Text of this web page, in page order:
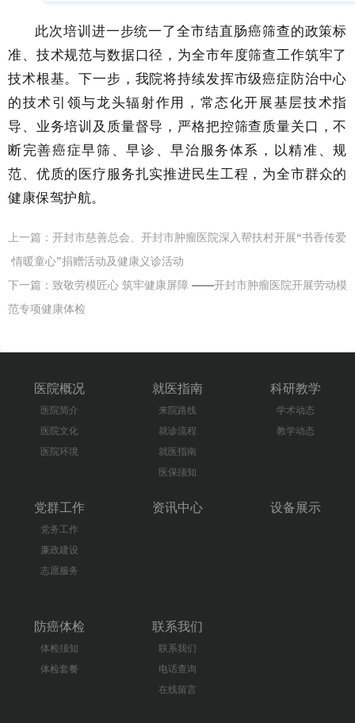
此次培训进一步统一了全市结直肠癌筛查的政策标
准、技术规范与数据口径，为全市年度筛查工作筑牢了
技术根基。下一步，我院将持续发挥市级癌症防治中心
的技术引领与龙头辐射作用，常态化开展基层技术指
导、业务培训及质量督导，严格把控筛查质量关口，不
断完善癌症早筛、早诊、早治服务体系，以精准、规
范、优质的医疗服务扎实推进民生工程，为全市群众的
健康保驾护航。
上一篇： 开封市慈善总会、开封市肿瘤医院深入帮扶村开展“书香传爱
·情暖童心”捐赠活动及健康义诊活动
下一篇： 致敬劳模匠心 筑牢健康屏障 ——开封市肿瘤医院开展劳动模
范专项健康体检
医院概况
医院简介
医院文化
医院环境
就医指南
来院路线
就诊流程
就医指南
医保须知
科研教学
学术动态
教学动态
党群工作
党务工作
廉政建设
志愿服务
资讯中心 设备展示
防癌体检
体检须知
体检套餐
联系我们
联系我们
电话查询
在线留言